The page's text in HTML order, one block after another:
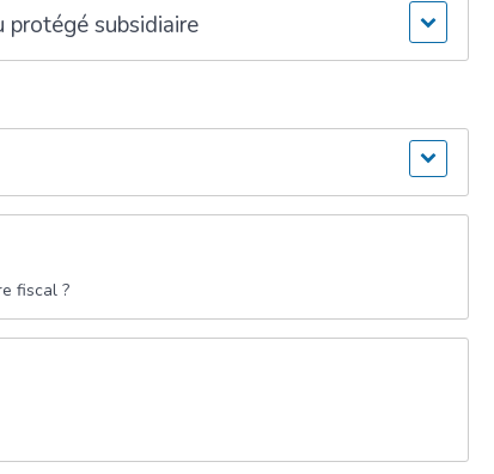
protégé subsidiaire
fiscal ?